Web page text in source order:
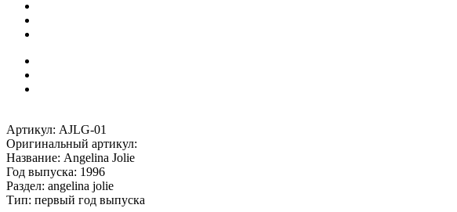
Артикул: AJLG-01
Оригинальный артикул:
Название: Angelina Jolie
Год выпуска: 1996
Раздел: angelina jolie
Тип: первый год выпуска